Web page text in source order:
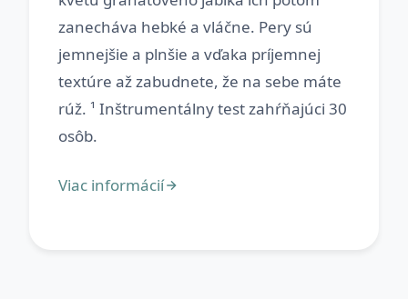
zanecháva hebké a vláčne. Pery sú
jemnejšie a plnšie a vďaka príjemnej
textúre až zabudnete, že na sebe máte
rúž. ¹ Inštrumentálny test zahŕňajúci 30